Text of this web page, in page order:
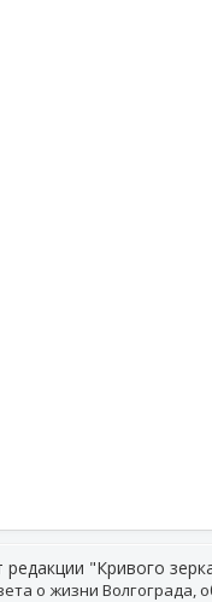
"Кривого
о жизни Волгограда,